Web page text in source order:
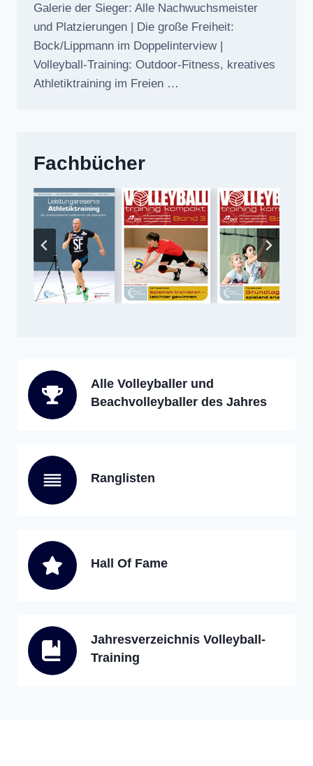
Galerie der Sieger: Alle Nachwuchsmeister
und Platzierungen | Die große Freiheit:
Bock/Lippmann im Doppelinterview |
Volleyball-Training: Outdoor-Fitness, kreatives
Athletiktraining im Freien …
Fachbücher
Alle Volleyballer und
Beachvolleyballer des Jahres
Ranglisten
Hall Of Fame
Jahresverzeichnis Volleyball-
Training